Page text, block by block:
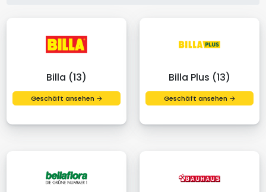
Billa (13)
Geschäft ansehen →
Billa Plus (13)
Geschäft ansehen →